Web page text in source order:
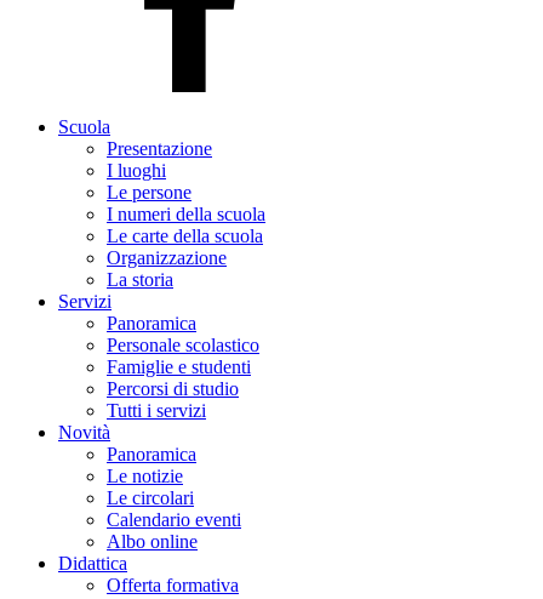
Scuola
Presentazione
I luoghi
Le persone
I numeri della scuola
Le carte della scuola
Organizzazione
La storia
Servizi
Panoramica
Personale scolastico
Famiglie e studenti
Percorsi di studio
Tutti i servizi
Novità
Panoramica
Le notizie
Le circolari
Calendario eventi
Albo online
Didattica
Offerta formativa